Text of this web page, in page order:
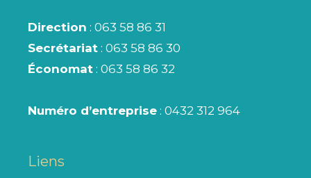
Direction : 063 58 86 31
Secrétariat : 063 58 86 30
Économat : 063 58 86 32
Numéro d’entreprise : 0432 312 964
Liens